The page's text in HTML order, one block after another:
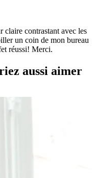
claire contrastant avec les
un coin de mon bureau
réussi! Merci.
aussi aimer